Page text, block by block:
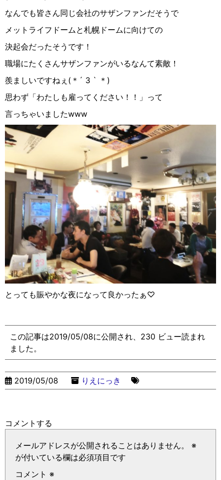
なんでも皆さん同じ会社のサザンファンだそうで
メットライフドームと札幌ドームに向けての
決起会だったそうです！
職場にたくさんサザンファンがいるなんて素敵！
羨ましいですねぇ ( ＊ ´ 3 ` ＊ )
思わず「わたしも雇ってください！！」って
言っちゃいましたwww
とっても賑やかな夜になって良かったぁ♡
この記事は2019/05/08に公開され、230 ビュー読まれ
ました。
2019/05/08 りえにっき
コメントする
メールアドレスが公開されることはありません。
※
が付いている欄は必須項目です
コメント ※